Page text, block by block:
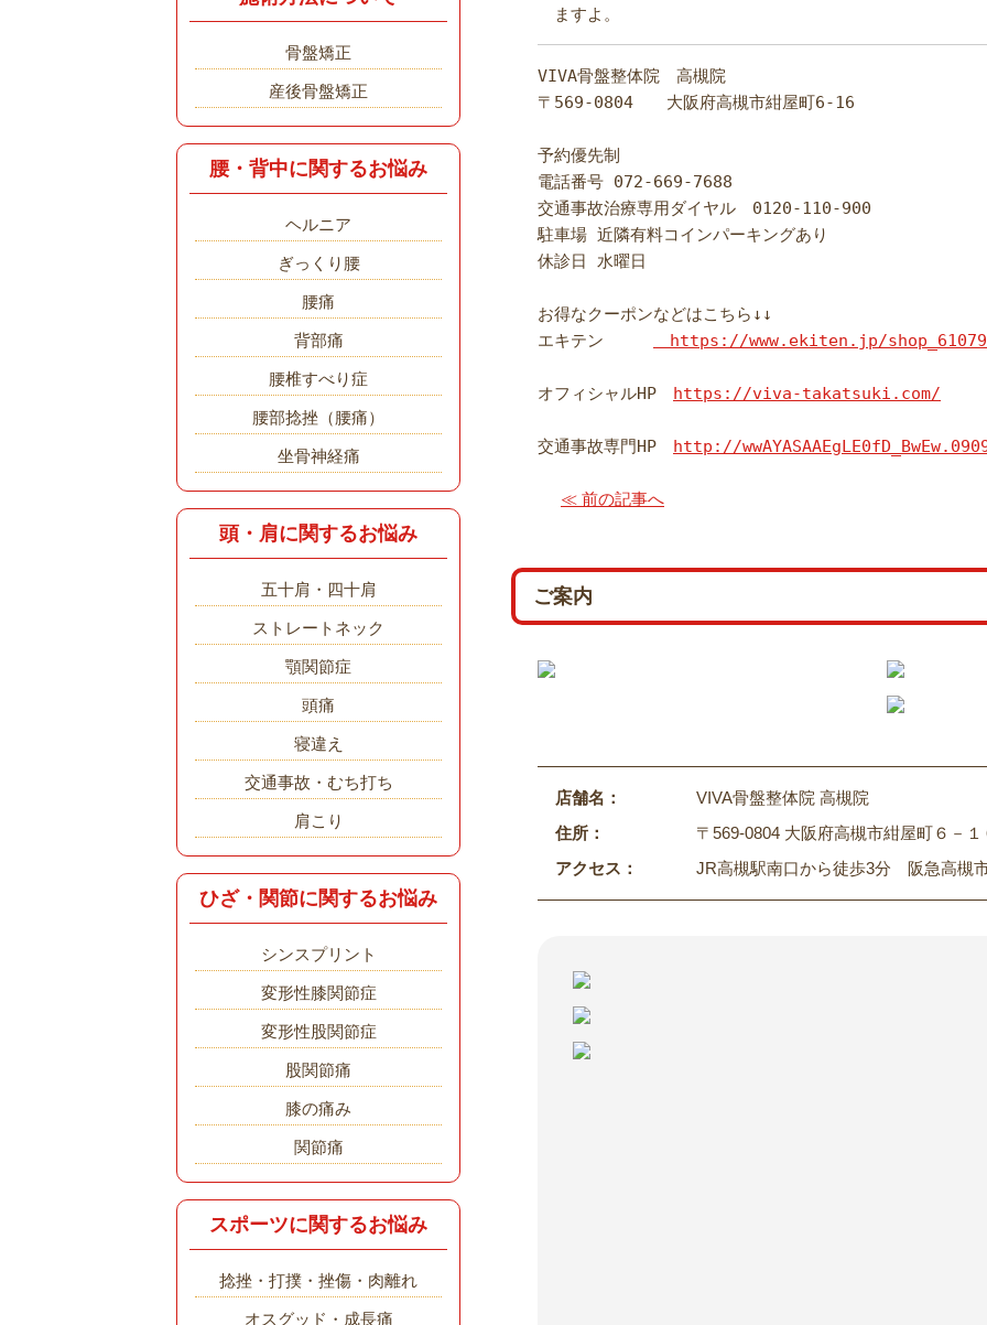
ますよ。
VIVA骨盤整体院　高槻院
〒569-0804　　大阪府高槻市紺屋町6-16
予約優先制
電話番号 072-669-7688
交通事故治療専用ダイヤル 0120-110-900
駐車場 近隣有料コインパーキングあり
休診日 水曜日
お得なクーポンなどはこちら↓↓
エキテン
オフィシャルHP https://viva-takatsuki.com/
交通事故専門HP http://
≪ 前の記事へ
ご案内
店舗名：
VIVA骨盤整体院 高槻院
住所：
〒569-0804 大阪府高槻市紺屋町６－１
アクセス：
JR高槻駅南口から徒歩3分 阪急高槻
骨盤矯正
産後骨盤矯正
腰・背中に関するお悩み
ヘルニア
ぎっくり腰
腰痛
背部痛
腰椎すべり症
腰部捻挫（腰痛）
坐骨神経痛
頭・肩に関するお悩み
五十肩・四十肩
ストレートネック
顎関節症
頭痛
寝違え
交通事故・むち打ち
肩こり
ひざ・関節に関するお悩み
シンスプリント
変形性膝関節症
変形性股関節症
股関節痛
膝の痛み
関節痛
スポーツに関するお悩み
捻挫・打撲・挫傷・肉離れ
オスグッド・成長痛